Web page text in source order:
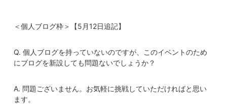
＜個人ブログ枠＞【5月12日追記】
Q. 個人ブログを持っていないのですが、このイベントのため
にブログを新設しても問題ないでしょうか？
A. 問題ございません。お気軽に挑戦していただければと思い
ます。